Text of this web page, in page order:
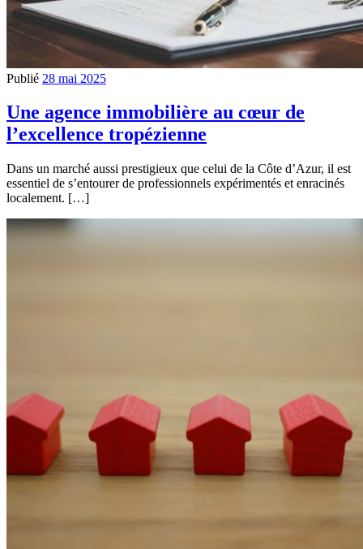
Publié 28 mai 2025
Une agence immobilière au cœur de
l’excellence tropézienne
Dans un marché aussi prestigieux que celui de la Côte d’Azur, il est
essentiel de s’entourer de professionnels expérimentés et enracinés
localement. […]